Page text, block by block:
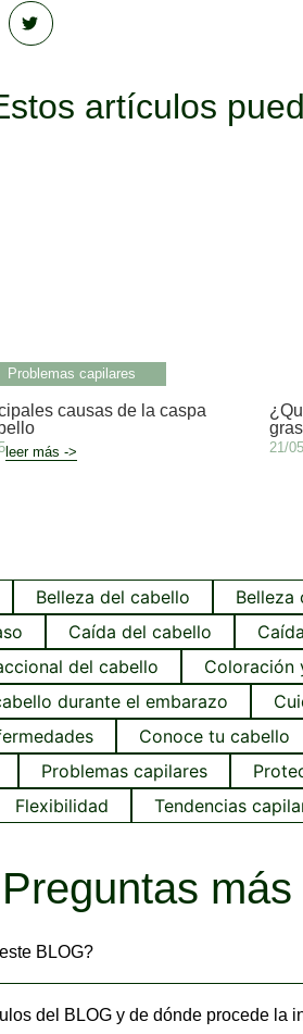
artículos
Problemas capilares
causas de la caspa
leer más -> 21/
Belleza del cabello Belleza
Caída del cabello
del cabello Coloración
durante el embarazo
Conoce tu cabello
Problemas capilares
Flexibilidad Tendencias
Preguntas
BLOG?
del BLOG y de dónde procede la